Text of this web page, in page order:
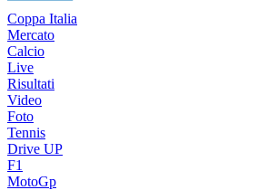
Coppa Italia
Mercato
Calcio
Live
Risultati
Video
Foto
Tennis
Drive UP
F1
MotoGp